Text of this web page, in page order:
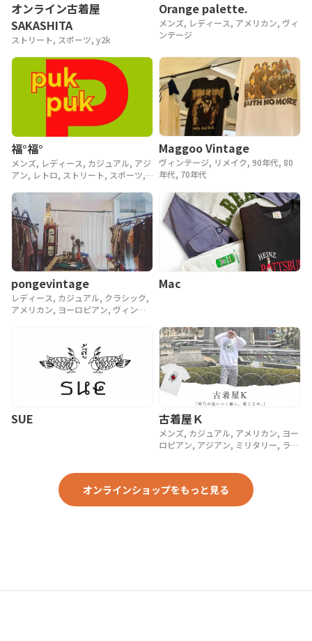
オンライン古着屋
SAKASHITA
ストリート, スポーツ, y2k
Orange palette.
メンズ, レディース, アメリカン, ヴィ
ンテージ
福°福°
メンズ, レディース, カジュアル, アジ
アン, レトロ, ストリート, スポーツ,
Maggoo Vintage
ヴィンテージ, リメイク, 90年代, 80
年代, 70年代
pongevintage
レディース, カジュアル, クラシック,
アメリカン, ヨーロピアン, ヴィンテ
Mac
SUE 古着屋Ｋ
メンズ, カジュアル, アメリカン, ヨー
ロピアン, アジアン, ミリタリー, ラグ
オンラインショップをもっと見る